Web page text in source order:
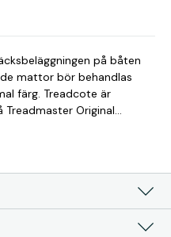
på båten
mattor bör behandlas
färg. Treadcote är
Original
med full ytbehandling
måste appliceras i 2
och blå